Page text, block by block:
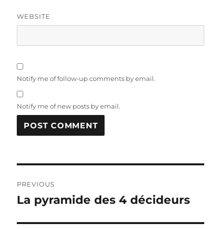
WEBSITE
Notify me of follow-up comments by email.
Notify me of new posts by email.
navigation
PREVIOUS
Previous
La pyramide des 4 décideurs